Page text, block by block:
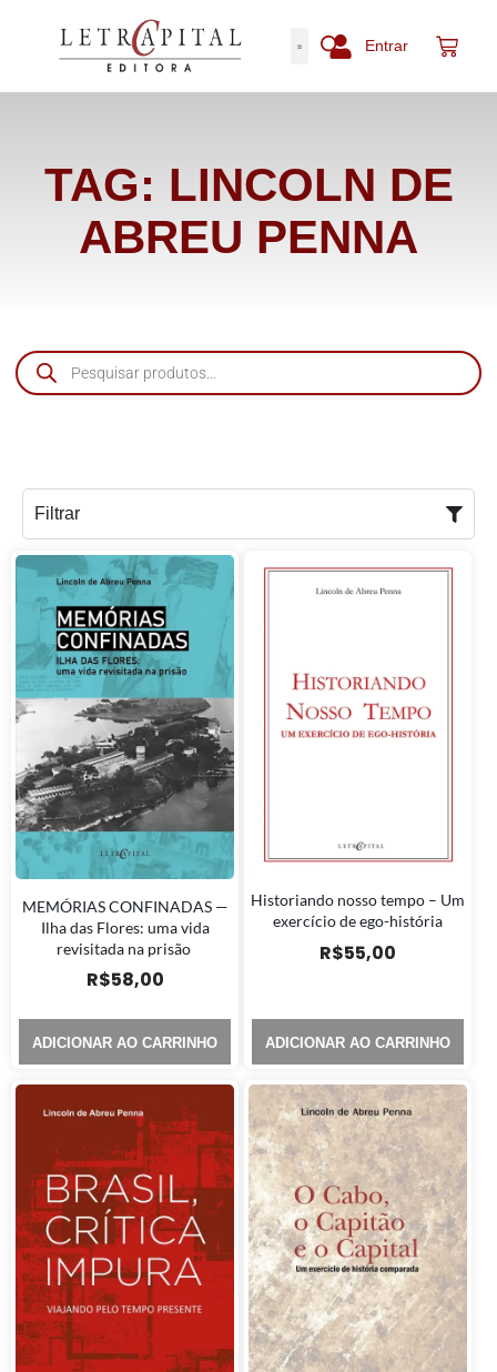
Entrar
TAG: LINCOLN DE
ABREU PENNA
Filtrar
MEMÓRIAS CONFINADAS —
Ilha das Flores: uma vida
revisitada na prisão
R$58,00
ADICIONAR AO CARRINHO
Historiando nosso tempo – Um
exercício de ego-história
R$55,00
ADICIONAR AO CARRINHO